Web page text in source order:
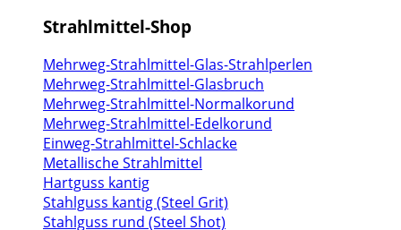
Strahlmittel-Shop
Mehrweg-Strahlmittel-Glas-Strahlperlen
Mehrweg-Strahlmittel-Glasbruch
Mehrweg-Strahlmittel-Normalkorund
Mehrweg-Strahlmittel-Edelkorund
Einweg-Strahlmittel-Schlacke
Metallische Strahlmittel
Hartguss kantig
Stahlguss kantig (Steel Grit)
Stahlguss rund (Steel Shot)